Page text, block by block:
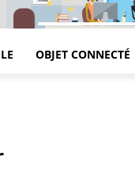
OBJET CONNECTÉ